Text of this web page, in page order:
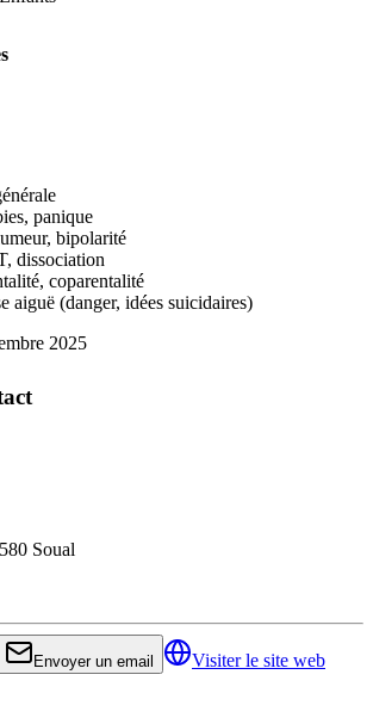
panique
bipolarité
dissociation
coparentalité
aiguë (danger, idées suicidaires)
2025
Soual
Envoyer un email Visiter le site web